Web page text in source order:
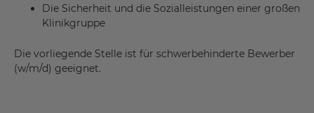
Die Sicherheit und die Sozialleistungen einer großen
Klinikgruppe
Die vorliegende Stelle ist für schwerbehinderte Bewerber
(w/m/d) geeignet.